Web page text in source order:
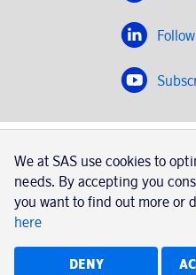
SAS AB, registration
Usage of cookies
We at SAS use cookies to
needs. By accepting you
you want to find out more or
here
DENY